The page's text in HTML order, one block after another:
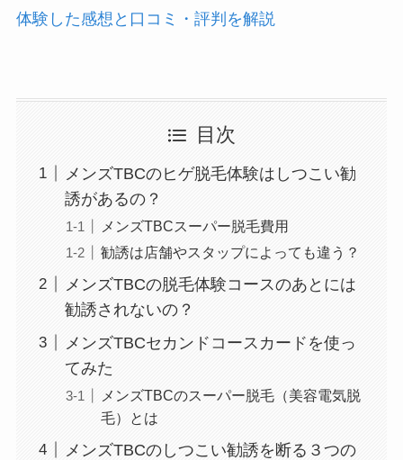
体験した感想と口コミ・評判を解説
目次
メンズTBCのヒゲ脱毛体験はしつこい勧
誘があるの？
メンズTBCスーパー脱毛費用
勧誘は店舗やスタップによっても違う？
メンズTBCの脱毛体験コースのあとには
勧誘されないの？
メンズTBCセカンドコースカードを使っ
てみた
メンズTBCのスーパー脱毛（美容電気脱
毛）とは
メンズTBCのしつこい勧誘を断る３つの